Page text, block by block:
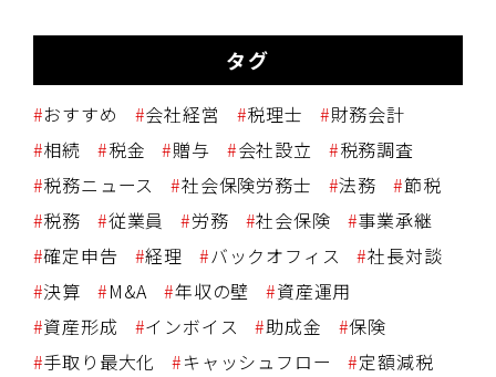
タグ
おすすめ 会社経営 税理士
財務会計
相続
税金 贈与 会社設立
税務調査
税務ニュース
社会保険労務士 法務
節税
税務
従業員 労務 社会保険
事業承継
確定申告
経理 バックオフィス
社長対談
決算
M&A 年収の壁
資産運用
資産形成
インボイス 助成金
保険
手取り最大化
キャッシュフロー
定額減税